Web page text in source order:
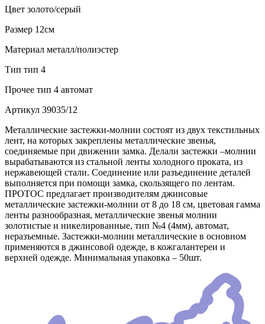
Цвет золото/серый
Размер 12см
Материал металл/полиэстер
Тип тип 4
Прочее тип 4 автомат
Артикул 39035/12
Металлические застежки-молнии состоят из двух текстильных
лент, на которых закреплены металлические звенья,
соединяемые при движении замка. Делали застежки –молнии
вырабатываются из стальной ленты холодного проката, из
нержавеющей стали. Соединение или разъединение деталей
выполняется при помощи замка, скользящего по лентам.
ПРОТОС предлагает производителям джинсовые
металлические застежки-молнии от 8 до 18 см, цветовая гамма
ленты разнообразная, металлические звенья молнии
золотистые и никелированные, тип №4 (4мм), автомат,
неразъемные. Застежки-молнии металлические в основном
применяются в джинсовой одежде, в кожгалантереи и
верхней одежде. Минимальная упаковка – 50шт.